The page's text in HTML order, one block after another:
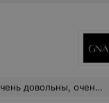
Девушки на ресепшене очень приятные, предлагали напитки, нам очень понравилось.